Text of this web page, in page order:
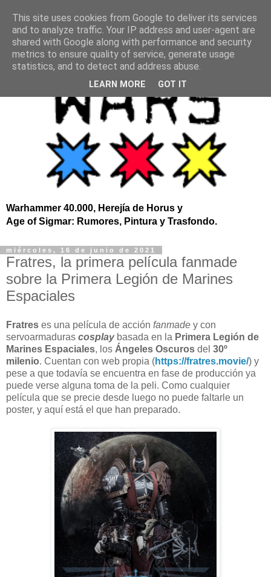
Warhammer 40.000, Herejía de Horus y
Age of Sigmar: Rumores, Pintura y Trasfondo.
miércoles, 16 de junio de 2021
Fratres, la primera película fanmade
sobre la Primera Legión de Marines
Espaciales
Fratres es una película de acción fanmade y con
servoarmaduras cosplaybasada en la Primera Legión de
Marines Espaciales, los Ángeles Oscuros del 30º
milenio. Cuentan con web propia (https://fratres.movie/) y
pese a que todavía se encuentra en fase de producción ya
puede verse alguna toma de la peli. Como cualquier
película que se precie desde luego no puede faltarle un
poster, y aquí está el que han preparado.
This site uses cookies from Google to deliver its services
and to analyze traffic. Your IP address and user-agent are
shared with Google along with performance and security
metrics to ensure quality of service, generate usage
statistics, and to detect and address abuse.
LEARN MORE GOT IT